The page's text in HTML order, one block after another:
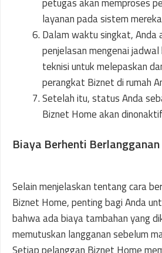
layanan pada sistem
Dalam waktu singkat, Anda
penjelasan mengenai
teknisi untuk melepaskan
perangkat Biznet di rumah
Setelah itu, status Anda
Biznet Home akan
Biaya Berhenti
Selain menjelaskan tentang cara
Biznet Home, penting bagi Anda
bahwa ada biaya tambahan yang
memutuskan langganan sebelum